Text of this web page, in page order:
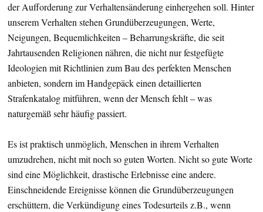
der Aufforderung zur Verhaltensänderung einhergehen soll. Hinter
unserem Verhalten stehen Grundüberzeugungen, Werte,
Neigungen, Bequemlichkeiten – Beharrungskräfte, die seit
Jahrtausenden Religionen nähren, die nicht nur festgefügte
Ideologien mit Richtlinien zum Bau des perfekten Menschen
anbieten, sondern im Handgepäck einen detaillierten
Strafenkatalog mitführen, wenn der Mensch fehlt – was
naturgemäß sehr häufig passiert.
Es ist praktisch unmöglich, Menschen in ihrem Verhalten
umzudrehen, nicht mit noch so guten Worten. Nicht so gute Worte
sind eine Möglichkeit, drastische Erlebnisse eine andere.
Einschneidende Ereignisse können die Grundüberzeugungen
erschüttern, die Verkündigung eines Todesurteils z.B., wenn